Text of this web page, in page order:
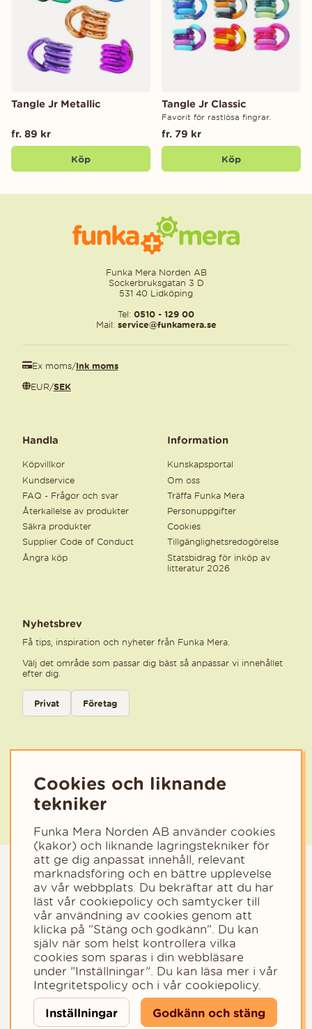
Tangle Jr Metallic
fr. 89 kr
Köp
Tangle Jr Classic
Favorit för rastlösa fingrar.
fr. 79 kr
Köp
Funka Mera Norden AB
Sockerbruksgatan 3 D
531 40 Lidköping
Tel: 0510 - 129 00
Mail: service@funkamera.se
Ex moms/Ink moms
EUR/SEK
Handla
Köpvillkor
Kundservice
FAQ - Frågor och svar
Återkallelse av produkter
Säkra produkter
Supplier Code of Conduct
Ångra köp
Information
Kunskapsportal
Om oss
Träffa Funka Mera
Personuppgifter
Cookies
Tillgänglighetsredogörelse
Statsbidrag för inköp av
litteratur 2026
Nyhetsbrev
Få tips, inspiration och nyheter från Funka Mera.
Välj det område som passar dig bäst så anpassar vi innehållet
efter dig.
Välj kategori för nyhetsbrev
Privat
Företag
Copyright © 2023 - Funka Mera Norden AB
Cookies och liknande
tekniker
Funka Mera Norden AB använder cookies
(kakor) och liknande lagringstekniker för
att ge dig anpassat innehåll, relevant
marknadsföring och en bättre upplevelse
av vår webbplats. Du bekräftar att du har
läst vår cookiepolicy och samtycker till
vår användning av cookies genom att
klicka på "Stäng och godkänn". Du kan
själv när som helst kontrollera vilka
cookies som sparas i din webbläsare
under ”Inställningar”. Du kan läsa mer i vår
Integritetspolicy och i vår cookiepolicy.
Inställningar Godkänn och stäng